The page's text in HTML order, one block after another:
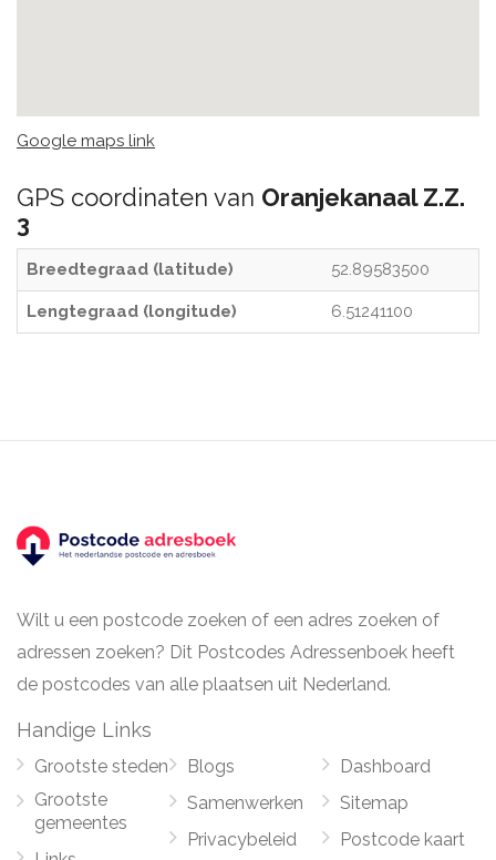
Google maps link
GPS coordinaten van Oranjekanaal Z.Z.
3
Breedtegraad (latitude) 52.89583500
Lengtegraad (longitude) 6.51241100
Wilt u een postcode zoeken of een adres zoeken of
adressen zoeken? Dit Postcodes Adressenboek heeft
de postcodes van alle plaatsen uit Nederland.
Handige Links
Grootste steden
Grootste
gemeentes
Blogs
Samenwerken
Privacybeleid
Dashboard
Sitemap
Postcode kaart